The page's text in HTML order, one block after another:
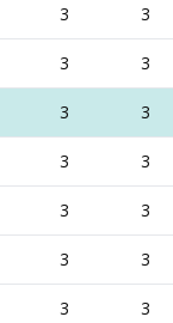
3 3
3 3
3 3
3 3
3 3
3 3
3 3